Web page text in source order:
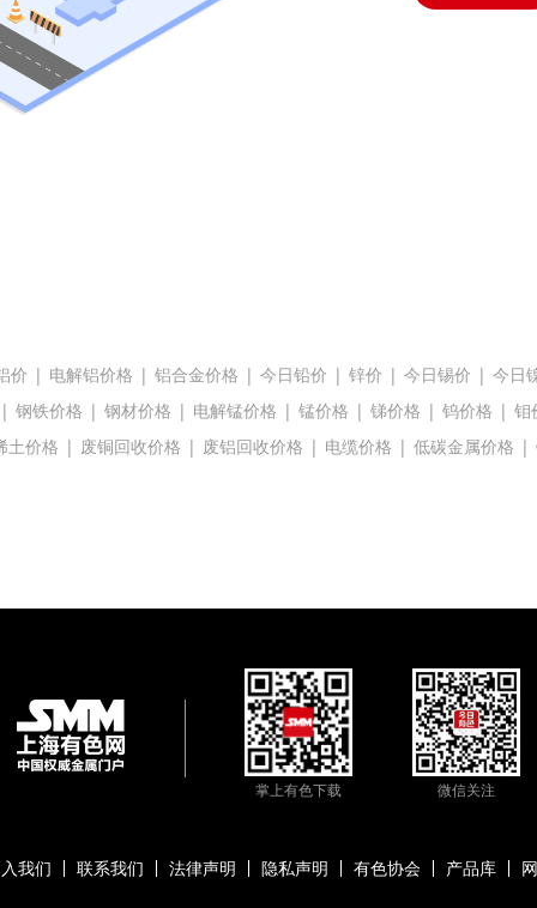
价 | 电解铝价格 | 铝合金价格 | 今日铅价 | 锌价 | 今日锡价 | 今日
| 钢铁价格 | 钢材价格 | 电解锰价格 | 锰价格 | 锑价格 | 钨价格 | 钼
土价格 | 废铜回收价格 | 废铝回收价格 | 电缆价格 | 低碳金属价格 |
掌上有色下载 微信关注
我们 联系我们 法律声明 隐私声明 有色协会 产品库